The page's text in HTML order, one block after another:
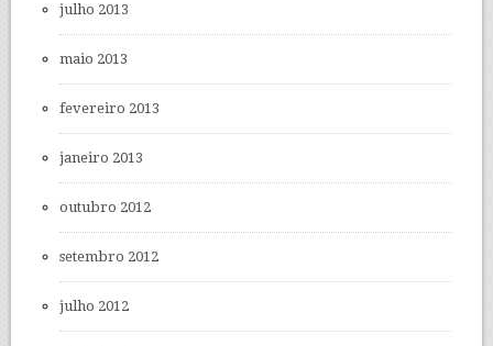
julho 2013
maio 2013
fevereiro 2013
janeiro 2013
outubro 2012
setembro 2012
julho 2012